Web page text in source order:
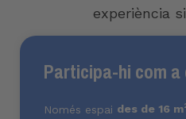
experiència
Participa-hi com
Només espai des de 16 m